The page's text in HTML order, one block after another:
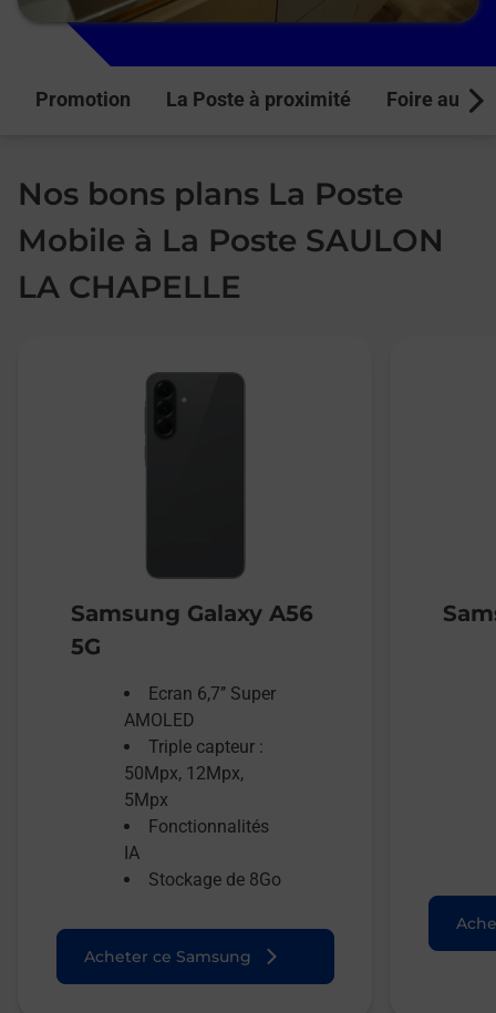
Promotion La Poste à proximité Foire aux
Nos bons plans La Poste
Mobile à La Poste SAULON
LA CHAPELLE
Samsung Galaxy A56
5G
Ecran 6,7’’ Super
AMOLED
Triple capteur :
50Mpx, 12Mpx,
5Mpx
Fonctionnalités
IA
Stockage de 8Go
Acheter ce Samsung